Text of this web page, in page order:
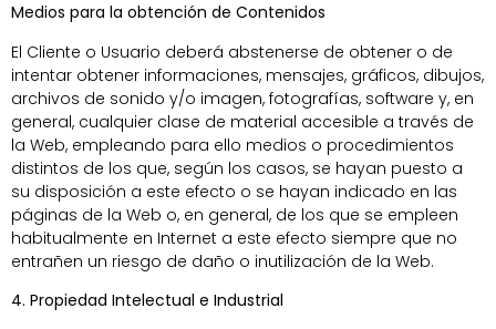
Medios para la obtención de Contenidos
El Cliente o Usuario deberá abstenerse de obtener o de
intentar obtener informaciones, mensajes, gráficos, dibujos,
archivos de sonido y/o imagen, fotografías, software y, en
general, cualquier clase de material accesible a través de
la Web, empleando para ello medios o procedimientos
distintos de los que, según los casos, se hayan puesto a
su disposición a este efecto o se hayan indicado en las
páginas de la Web o, en general, de los que se empleen
habitualmente en Internet a este efecto siempre que no
entrañen un riesgo de daño o inutilización de la Web.
4. Propiedad Intelectual e Industrial